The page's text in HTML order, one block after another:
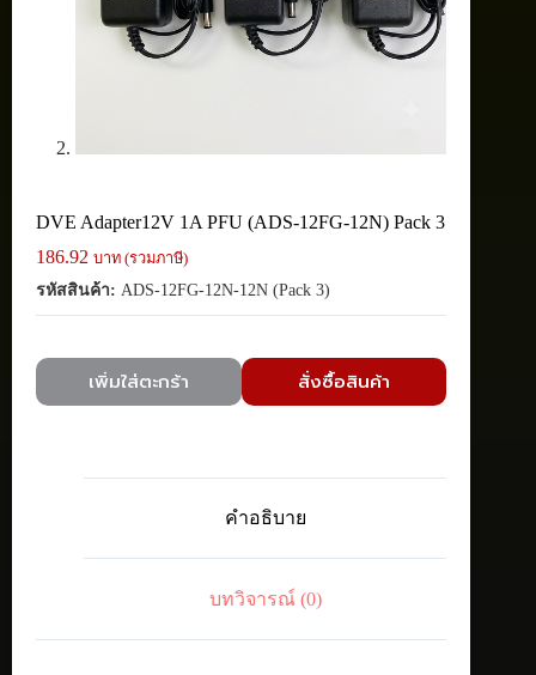
DVE Adapter12V 1A PFU (ADS-12FG-12N) Pack 3
186.92 บาท (รวมภาษี)
รหัสสินค้า: ADS-12FG-12N-12N (Pack 3)
เพิ่มใส่ตะกร้า สั่งซื้อสินค้า
คำอธิบาย
บทวิจารณ์ (0)